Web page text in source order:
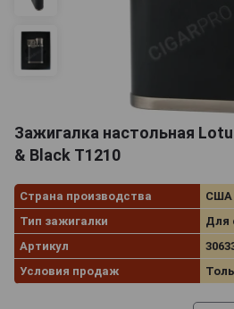
Зажигалка настольная
& Black Т1210
Страна производства
США
Тип зажигалки
Для
Артикул
Условия продаж